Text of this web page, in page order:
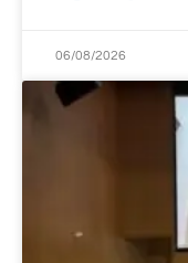
06/08/2026